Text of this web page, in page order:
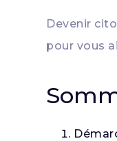
Devenir
pour vous